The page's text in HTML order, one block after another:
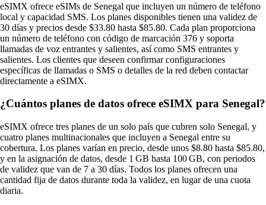
eSIMX ofrece eSIMs de Senegal que incluyen un número de teléfono
local y capacidad SMS. Los planes disponibles tienen una validez de
30 días y precios desde $33.80 hasta $85.80. Cada plan proporciona
un número de teléfono con código de marcación 376 y soporta
llamadas de voz entrantes y salientes, así como SMS entrantes y
salientes. Los clientes que deseen confirmar configuraciones
específicas de llamadas o SMS o detalles de la red deben contactar
directamente a eSIMX.
¿Cuántos planes de datos ofrece eSIMX para Senegal?
eSIMX ofrece tres planes de un solo país que cubren solo Senegal, y
cuatro planes multinacionales que incluyen a Senegal entre su
cobertura. Los planes varían en precio, desde unos $8.80 hasta $85.80,
y en la asignación de datos, desde 1 GB hasta 100 GB, con periodos
de validez que van de 7 a 30 días. Todos los planes ofrecen una
cantidad fija de datos durante toda la validez, en lugar de una cuota
diaria.